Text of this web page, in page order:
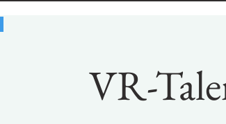
VR-